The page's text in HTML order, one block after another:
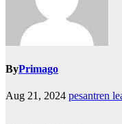
ByPrimago
Aug 21, 2024 pesantren